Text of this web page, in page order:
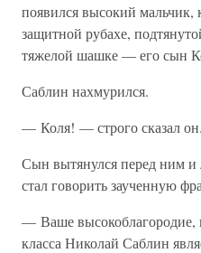
появился высокий мальчик,
защитной рубахе,
тяжелой шашке — его сын
Саблин нахмурился.
— Коля! — строго сказал
Сын вытянулся перед ним
стал говорить заученную
— Ваше высокоблагородие,
класса Николай Саблин